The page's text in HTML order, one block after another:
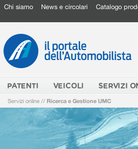
Chi siamo News e circolari Catalogo
PATENTI VEICOLI SERVIZI
Servizi online // Ricerca e Gestione UMC